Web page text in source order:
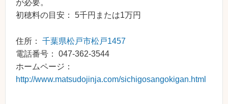
が必要。
初穂料の目安： 5千円または1万円
住所： 千葉県松戸市松戸1457
電話番号： 047-362-3544
ホームページ：
http://www.matsudojinja.com/sichigosangokigan.html